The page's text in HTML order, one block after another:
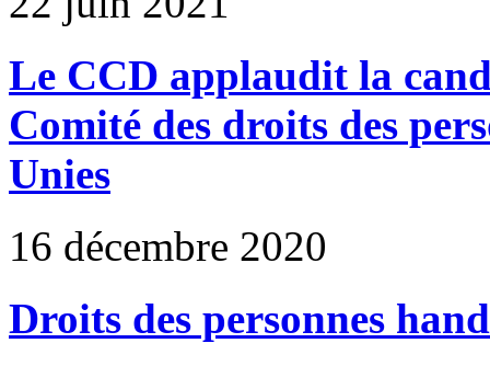
Le CCD applaudit la
Comité des droits des
Unies
16 décembre 2020
Droits des personnes